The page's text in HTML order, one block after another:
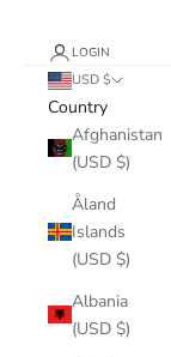
LOGIN
USD $
Country
Afghanistan
(USD $)
Åland
Islands
(USD $)
Albania
(USD $)